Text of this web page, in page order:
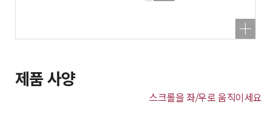
제품 사양
스크롤을 좌/우로 움직이세요